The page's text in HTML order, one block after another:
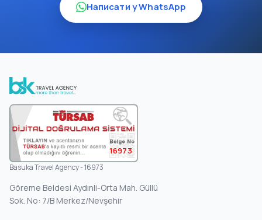
Написати у WhatsApp
16973
Basuka Travel Agency - 16973
Göreme Beldesi Aydınli-Orta Mah. Güllü
Sok. No: 7/B Merkez/Nevşehir